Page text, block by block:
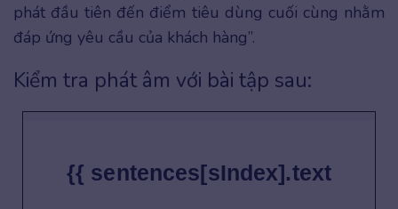
phát đầu tiên đến điểm tiêu dùng cuối cùng nhằm
đáp ứng yêu cầu của khách hàng”.
Kiểm tra phát âm với bài tập sau:
{{ sentences[sIndex].text